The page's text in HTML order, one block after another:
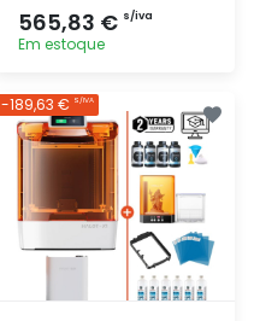
565,83 € s/iva
Em estoque
rapidamente
-189,63 € S/IVA